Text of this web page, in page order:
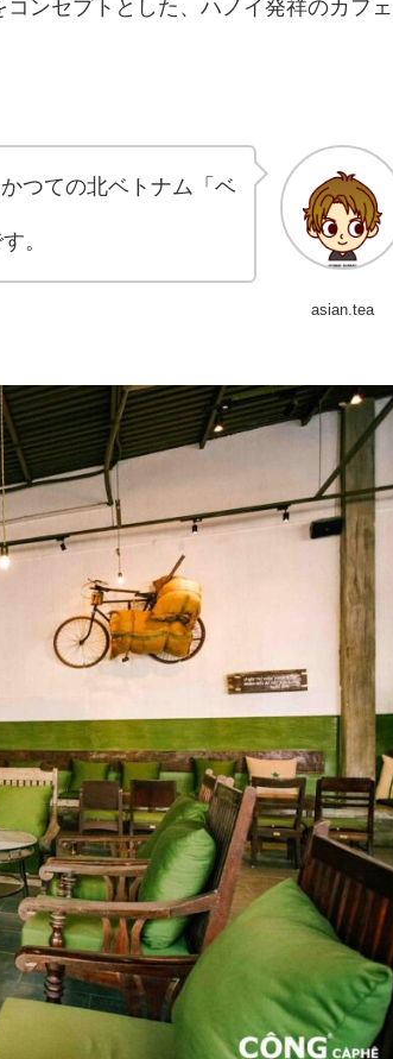
ンセプトとした、ハノイ発祥のカフェ
asian.tea
つての北ベトナム「ベ
。